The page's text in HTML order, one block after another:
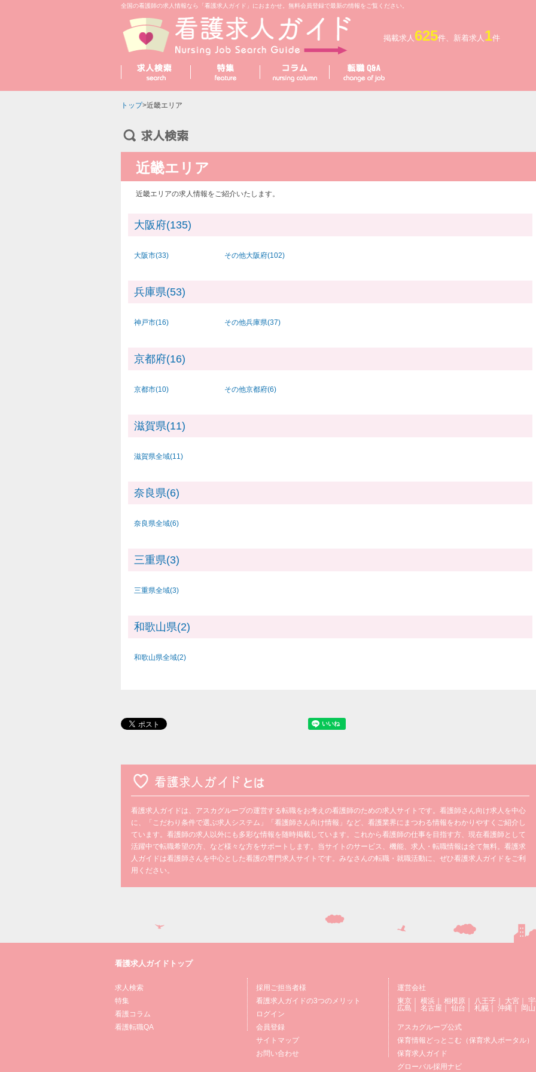
全国の看護師の求人情報なら「看護求人ガイド」におまかせ。無料会員登録で最新の情報をご覧ください。
掲載求人 625件、新着求人 1件
トップ>近畿エリア
近畿エリア
近畿エリアの求人情報をご紹介いたします。
大阪府(135)
大阪市(33) その他大阪府(102)
兵庫県(53)
神戸市(16) その他兵庫県(37)
京都府(16)
京都市(10) その他京都府(6)
滋賀県(11)
滋賀県全域(11)
奈良県(6)
奈良県全域(6)
三重県(3)
三重県全域(3)
和歌山県(2)
和歌山県全域(2)
看護求人ガイドは、アスカグループの運営する転職をお考えの看護師のための求人サイトです。看護師さん向け求人を中心
に、「こだわり条件で選ぶ求人システム」「看護師さん向け情報」など、看護業界にまつわる情報をわかりやすくご紹介し
ています。看護師の求人以外にも多彩な情報を随時掲載しています。これから看護師の仕事を目指す方、現在看護師として
活躍中で転職希望の方、など様々な方をサポートします。当サイトのサービス、機能、求人・転職情報は全て無料。看護求
人ガイドは看護師さんを中心とした看護の専門求人サイトです。みなさんの転職・就職活動に、ぜひ看護求人ガイドをご利
用ください。
看護求人ガイドトップ
求人検索
特集
看護コラム
看護転職QA
採用ご担当者様
看護求人ガイドの3つのメリット
ログイン
会員登録
サイトマップ
お問い合わせ
運営会社
東京 ｜横浜 ｜相模原 八王子 大宮 ｜
広島 ｜名古屋 ｜仙台 ｜札幌 ｜沖縄 岡山
アスカグループ公式
保育情報どっとこむ（保育求人ポータル）
保育求人ガイド
グローバル採用ナビ